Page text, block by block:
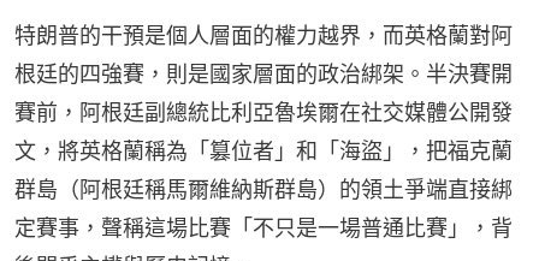
特朗普的干預是個人層面的權力越界，而英格蘭對阿
根廷的四強賽，則是國家層面的政治綁架。半決賽開
賽前，阿根廷副總統比利亞魯埃爾在社交媒體公開發
文，將英格蘭稱為「篡位者」和「海盜」，把福克蘭
群島（阿根廷稱馬爾維納斯群島）的領土爭端直接綁
定賽事，聲稱這場比賽「不只是一場普通比賽」，背